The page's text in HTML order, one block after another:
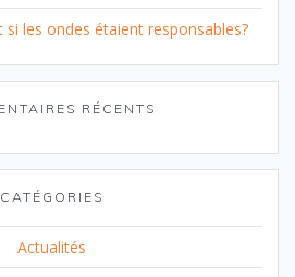
si les ondes étaient responsables?
RÉCENTS
CATÉGORIES
Actualités